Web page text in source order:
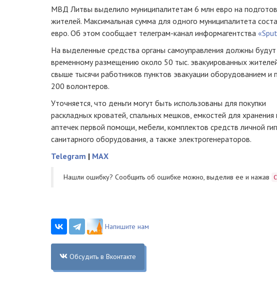
МВД Литвы выделило муниципалитетам 6 млн евро на
жителей. Максимальная сумма для одного муниципалитета
евро. Об этом сообщает телеграм-канал информагентства
На выделенные средства органы самоуправления должны будут
временному размещению около 50 тыс. эвакуированных
свыше тысячи работников пунктов эвакуации оборудованием и
200 волонтеров.
Уточняется, что деньги могут быть использованы для покупки
раскладных кроватей, спальных мешков, емкостей для хранения
аптечек первой помощи, мебели, комплектов средств личной
санитарного оборудования, а также электрогенераторов.
Telegram | MAX
Нашли ошибку? Cообщить об ошибке можно, выделив ее и нажав
Напишите нам
Обсудить в Вконтакте